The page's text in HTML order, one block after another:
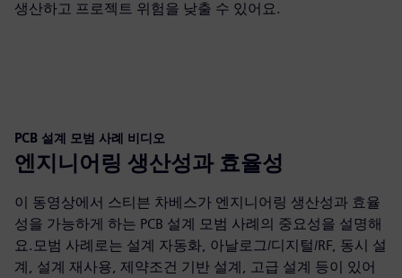
생산하고 프로젝트 위험을 낮출 수 있어요.
PCB 설계 모범 사례 비디오
엔지니어링 생산성과 효율성
이 동영상에서 스티븐 차베스가 엔지니어링 생산성과 효율
성을 가능하게 하는 PCB 설계 모범 사례의 중요성을 설명해
요.모범 사례로는 설계 자동화, 아날로그/디지털/RF, 동시 설
계, 설계 재사용, 제약조건 기반 설계, 고급 설계 등이 있어